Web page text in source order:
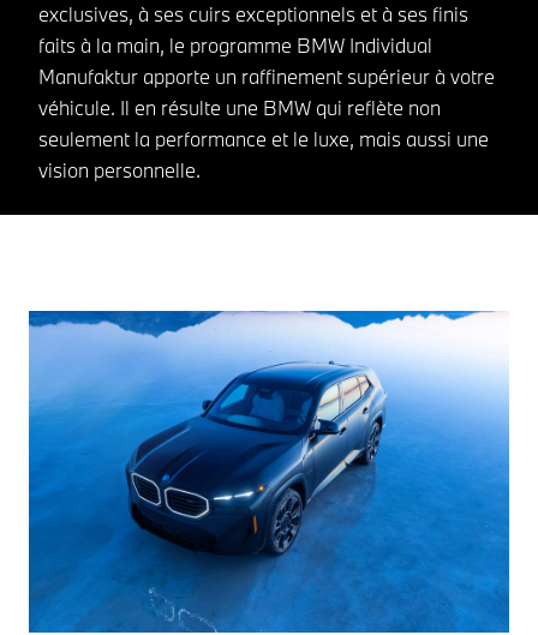
exclusives, à ses cuirs exceptionnels et à ses finis
faits à la main, le programme BMW Individual
Manufaktur apporte un raffinement supérieur à votre
véhicule. Il en résulte une BMW qui reflète non
seulement la performance et le luxe, mais aussi une
vision personnelle.